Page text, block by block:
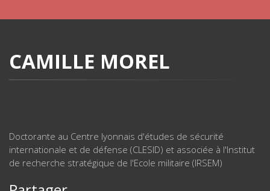
CAMILLE MOREL
Doctorante au Centre lyonnais d'études de sécurité
internationale et de défense (CLESID) et associée à l'Institut
de recherche stratégique de l'Ecole militaire (IRSEM)